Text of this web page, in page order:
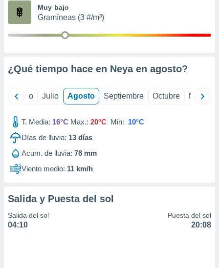
publicidad
publicidad
1199
Muy bajo
Gramíneas (3 #/m³)
¿Qué tiempo hace en Neya en agosto?
Junio Julio Agosto Septiembre Octubre
T. Media: 16°C Max.: 20°C Min: 10°C
Días de lluvia: 13 días
Acum. de lluvia: 78 mm
Viento medio: 11 km/h
Salida y Puesta del sol
Salida del sol
04:10
Puesta del sol
20:08